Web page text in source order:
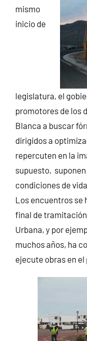
mismo
inicio de
legislatura, el
promotores de los
Blanca a buscar
dirigidos a
repercuten en la
supuesto,
condiciones de
Los encuentros se
final de tramitación
Urbana, y por
muchos años, ha
ejecute obras en